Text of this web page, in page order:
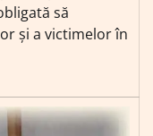
să
și a victimelor în